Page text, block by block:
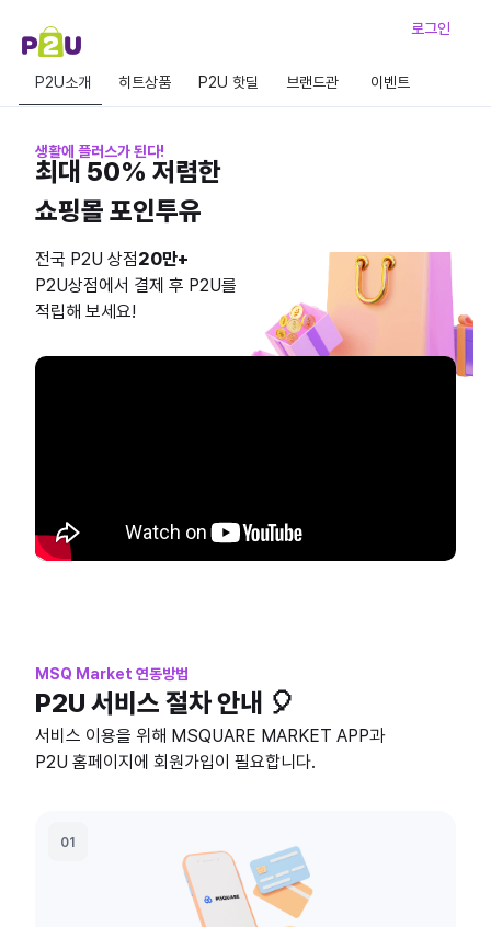
로그인
P2U소개 히트상품 P2U 핫딜 브랜드관 이벤트